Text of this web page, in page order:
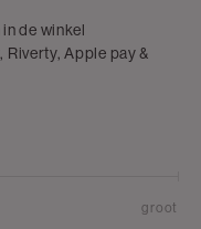
de winkel
Apple pay &
groot